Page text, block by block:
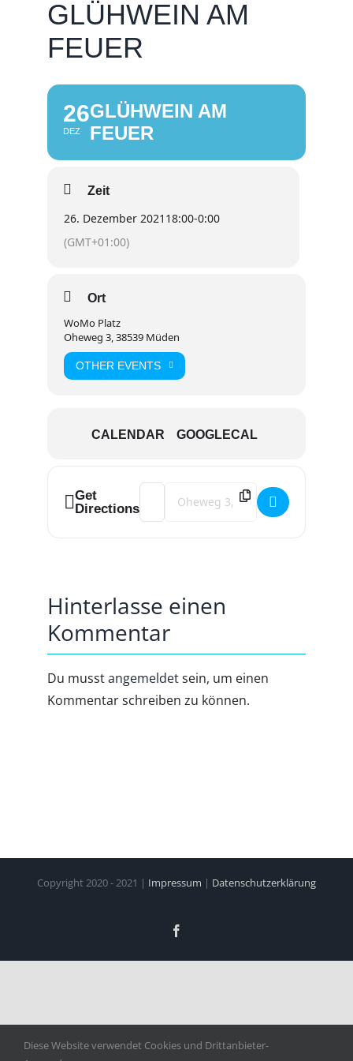
GLÜHWEIN AM
FEUER
26
DEZ
GLÜHWEIN AM
FEUER
Zeit
26. Dezember 2021 18:00-0:00
(GMT+01:00)
Ort
WoMo Platz
Oheweg 3, 38539 Müden
OTHER EVENTS
CALENDAR GOOGLECAL
Get
Directions
Address - Glühwein am Feuer
Destination Address - Glühwein
Hinterlasse einen
Kommentar
Du musstangemeldetsein, um einen
Kommentar schreiben zu können.
Copyright 2020 - 2021 | Impressum | Datenschutzerklärung
Diese Website verwendet Cookies und Drittanbieter-